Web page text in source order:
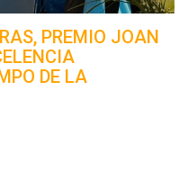
PREMIO JOAN
DE LA